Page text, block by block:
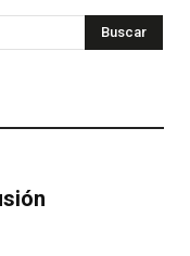
Buscar